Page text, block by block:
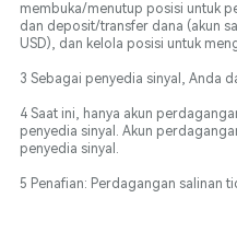
membuka/menutup posisi untuk
dan deposit/transfer dana (akun
USD), dan kelola posisi untuk
3 Sebagai penyedia sinyal, Anda
4 Saat ini, hanya akun
penyedia sinyal. Akun
penyedia sinyal.
5 Penafian: Perdagangan salinan